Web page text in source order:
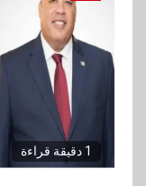
1 دقيقة قراءة